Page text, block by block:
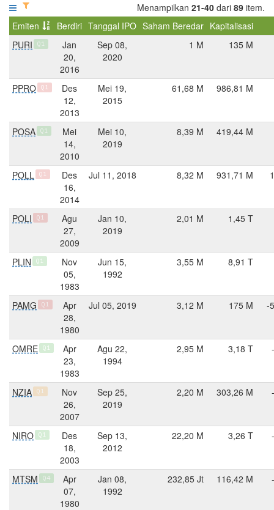
Menampilkan 21-40 dari 89 item.
Emiten
Berdiri Tanggal IPO Saham Beredar Kapitalisasi
PURI
Q1
Jan
20,
2016
Sep 08,
2020
1 M 135 M
PPRO Q1
Des
12,
2013
Mei 19,
2015
61,68 M 986,81 M
POSA Q1
Mei
14,
2010
Mei 10,
2019
8,39 M 419,44 M
POLL Q1
Des
16,
2014
Jul 11, 2018 8,32 M 931,71 M
POLI Q1
Agu
27,
2009
Jan 10,
2019
2,01 M 1,45 T
PLIN Q1
Nov
05,
1983
Jun 15,
1992
3,55 M 8,91 T
PAMG Q1
Apr
28,
1980
Jul 05, 2019 3,12 M 175 M -
OMRE Q1
Apr
23,
1983
Agu 22,
1994
2,95 M 3,18 T
NZIA Q1
Nov
26,
2007
Sep 25,
2019
2,20 M 303,26 M
NIRO Q1
Des
18,
2003
Sep 13,
2012
22,20 M 3,26 T
MTSM Q4
Apr
07,
1980
Jan 08,
1992
232,85 Jt 116,42 M